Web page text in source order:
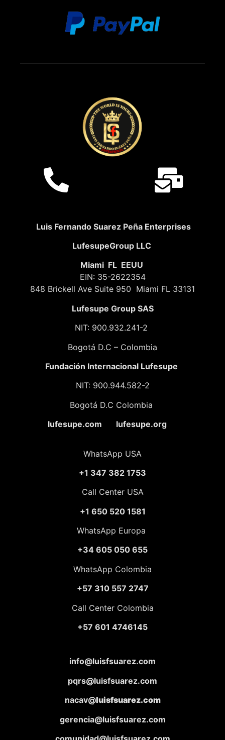
Luis Fernando Suarez Peña Enterprises
LufesupeGroup LLC
Miami FL EEUU
EIN: 35-2622354
848 Brickell Ave Suite 950 Miami FL 33131
Lufesupe Group SAS
NIT: 900.932.241-2
Bogotá D.C – Colombia
Fundación Internacional Lufesupe
NIT: 900.944.582-2
Bogotá D.C Colombia
lufesupe.com lufesupe.org
WhatsApp USA
+1 347 382 1753
Call Center USA
+1 650 520 1581
WhatsApp Europa
+34 605 050 655
WhatsApp Colombia
+57 310 557 2747
Call Center Colombia
+57 601 4746145
info@luisfsuarez.com
pqrs@luisfsuarez.com
nacav@luisfsuarez.com
gerencia@luisfsuarez.com